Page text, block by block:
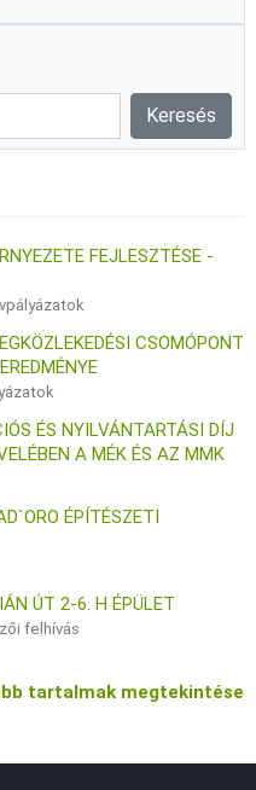
FEJLESZTÉSE -
CSOMÓPONT
ÉS NYILVÁNTARTÁSI DÍJ
A MÉK ÉS AZ MMK
ÉPÍTÉSZETI
ÚT 2-6. H ÉPÜLET
felhívás
tartalmak megtekintése